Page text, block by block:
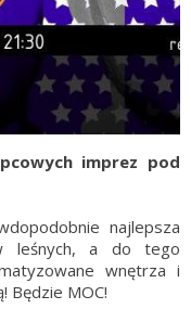
imprez pod
najlepsza
leśnych, a do tego
wnętrza i
Będzie MOC!